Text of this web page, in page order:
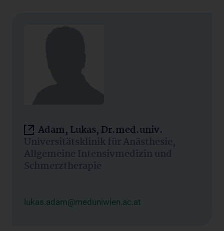
Adam, Lukas, Dr.med.univ.
Universitätsklinik für Anästhesie,
Allgemeine Intensivmedizin und
Schmerztherapie
lukas.adam@meduniwien.ac.at